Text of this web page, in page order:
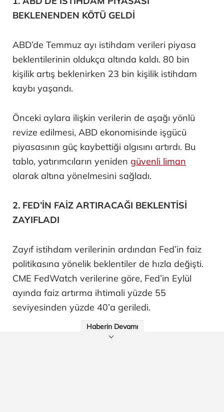
BEKLENENDEN KÖTÜ GELDİ
ABD’de Temmuz ayı istihdam verileri piyasa
beklentilerinin oldukça altında kaldı. 80 bin
kişilik artış beklenirken 23 bin kişilik istihdam
kaybı yaşandı.
Önceki aylara ilişkin verilerin de aşağı yönlü
revize edilmesi, ABD ekonomisinde işgücü
piyasasının güç kaybettiği algısını artırdı. Bu
tablo, yatırımcıların yeniden güvenli liman
olarak altına yönelmesini sağladı.
2. FED’İN FAİZ ARTIRACAĞI BEKLENTİSİ
ZAYIFLADI
Zayıf istihdam verilerinin ardından Fed’in faiz
politikasına yönelik beklentiler de hızla değişti.
CME FedWatch verilerine göre, Fed’in Eylül
ayında faiz artırma ihtimali yüzde 55
seviyesinden yüzde 40’a geriledi.
Haberin Devamı